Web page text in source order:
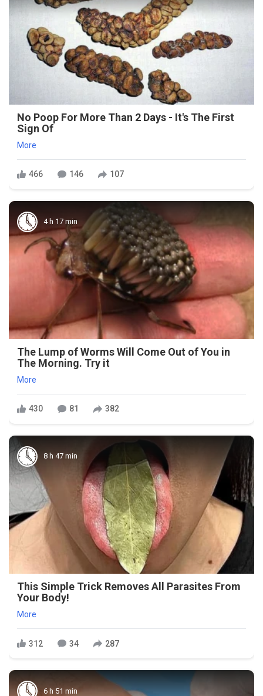
No Poop For More Than 2 Days - It's The First
Sign Of
More
466 146 107
4 h 17 min
The Lump of Worms Will Come Out of You in
The Morning. Try it
More
430 81 382
8 h 47 min
This Simple Trick Removes All Parasites From
Your Body!
More
312 34 287
6 h 51 min